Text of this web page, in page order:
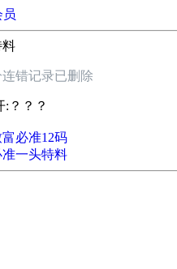
员
料
错记录已删除
:？？？
必准12码
一头特料